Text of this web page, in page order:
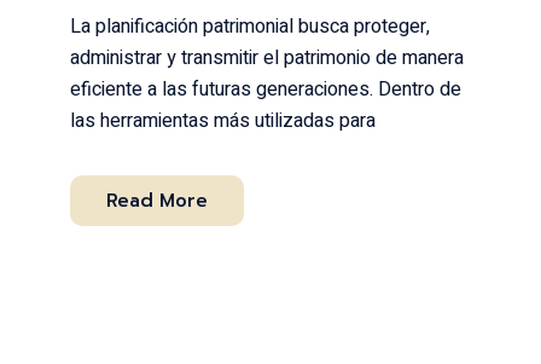
La planificación patrimonial busca proteger,
administrar y transmitir el patrimonio de manera
eficiente a las futuras generaciones. Dentro de
las herramientas más utilizadas para
Read More